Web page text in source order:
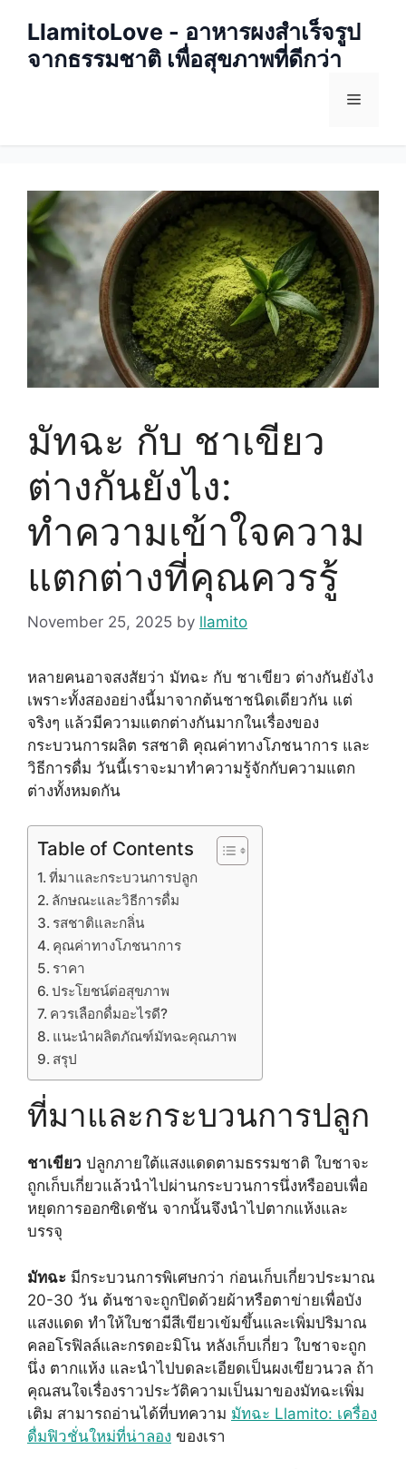
content
LlamitoLove - อาหารผงสำเร็จรูป
จากธรรมชาติ เพื่อสุขภาพที่ดีกว่า
Menu
มัทฉะ กับ ชาเขียว
ต่างกันยังไง:
ทำความเข้าใจความ
แตกต่างที่คุณควรรู้
November 25, 2025 by llamito
หลายคนอาจสงสัยว่า มัทฉะ กับ ชาเขียว ต่างกันยังไง
เพราะทั้งสองอย่างนี้มาจากต้นชาชนิดเดียวกัน แต่
จริงๆ แล้วมีความแตกต่างกันมากในเรื่องของ
กระบวนการผลิต รสชาติ คุณค่าทางโภชนาการ และ
วิธีการดื่ม วันนี้เราจะมาทำความรู้จักกับความแตก
ต่างทั้งหมดกัน
Table of Contents
ที่มาและกระบวนการปลูก
ลักษณะและวิธีการดื่ม
รสชาติและกลิ่น
คุณค่าทางโภชนาการ
ราคา
ประโยชน์ต่อสุขภาพ
ควรเลือกดื่มอะไรดี?
แนะนำผลิตภัณฑ์มัทฉะคุณภาพ
สรุป
ที่มาและกระบวนการปลูก
ชาเขียว ปลูกภายใต้แสงแดดตามธรรมชาติ ใบชาจะ
ถูกเก็บเกี่ยวแล้วนำไปผ่านกระบวนการนึ่งหรืออบเพื่อ
หยุดการออกซิเดชัน จากนั้นจึงนำไปตากแห้งและ
บรรจุ
มัทฉะ มีกระบวนการพิเศษกว่า ก่อนเก็บเกี่ยวประมาณ
20-30 วัน ต้นชาจะถูกปิดด้วยผ้าหรือตาข่ายเพื่อบัง
แสงแดด ทำให้ใบชามีสีเขียวเข้มขึ้นและเพิ่มปริมาณ
คลอโรฟิลล์และกรดอะมิโน หลังเก็บเกี่ยว ใบชาจะถูก
นึ่ง ตากแห้ง และนำไปบดละเอียดเป็นผงเขียวนวล ถ้า
คุณสนใจเรื่องราวประวัติความเป็นมาของมัทฉะเพิ่ม
เติม สามารถอ่านได้ที่บทความ มัทฉะ Llamito: เครื่อง
ดื่มฟิวชั่นใหม่ที่น่าลอง ของเรา